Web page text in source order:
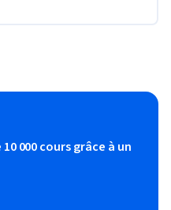
000 cours grâce à un